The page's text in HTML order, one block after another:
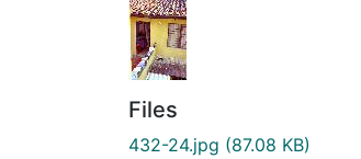
Files
432-24.jpg (87.08 KB)